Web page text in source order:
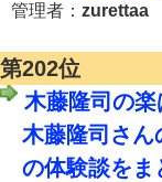
管理者： zurettaa
第202位
木藤隆司の
木藤隆司さん
の体験談をま